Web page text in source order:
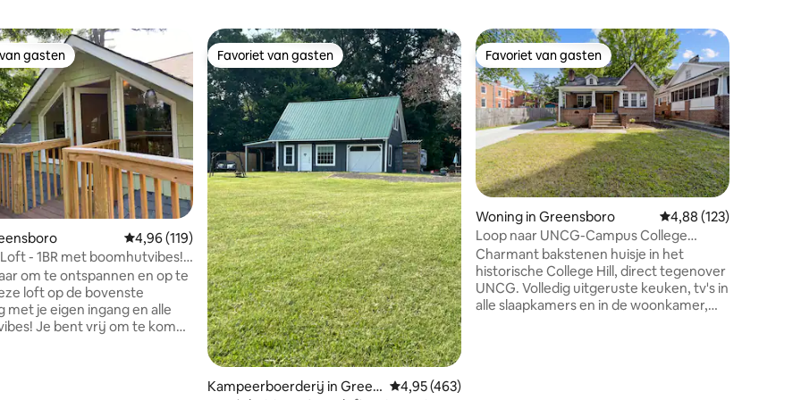
4,97 uit 5, 109 recensies
gasten
gasten
Gemiddelde beoordeling van 4,96 uit 5, 119 recensies
4,96 (119)
- 1BR met boomhutvibes! 1
om te ontspannen en op te
loft op de bovenste
met je eigen ingang en alle
Je bent vrij om te komen
Favoriet van gasten
Favoriet van gasten
Kampeerboerderij in Green Gemiddelde beoordeling van 4,95 uit 5, 463 recensies
4,95 (463)
Favoriet van gasten
Favoriet van gasten
Woning in Greensboro Gemiddelde
4,88 (123)
Loop naar UNCG-Campus College
Cottage
Charmant bakstenen huisje in het
historische College Hill, direct tegenover
UNCG. Volledig uitgeruste keuken, tv's in
alle slaapkamers en in de woonkamer,